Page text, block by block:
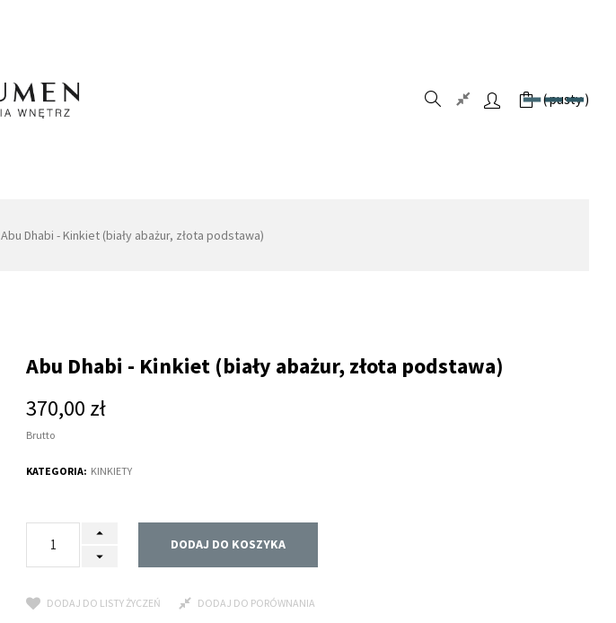
pusty
Abu Dhabi - Kinkiet (biały abażur, złota podstawa)
Abu Dhabi - Kinkiet (biały abażur, złota podstawa)
370,00 zł
Brutto
KATEGORIA: KINKIETY
DODAJ DO KOSZYKA
DODAJ DO LISTY ŻYCZEŃ DODAJ DO PORÓWNANIA